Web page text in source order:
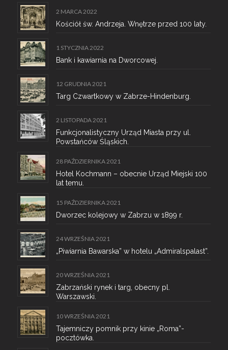
2 MARCA 2022
Kościół św. Andrzeja. Wnętrze przed 100 laty.
1 STYCZNIA 2022
Bank i kawiarnia na Dworcowej.
12 GRUDNIA 2021
Targ Czwartkowy w Zabrze-Hindenburg.
2 LISTOPADA 2021
Funkcjonalistyczny Urząd Miasta przy ul.
Powstańców Śląskich.
28 PAŹDZIERNIKA 2021
Hotel Kochmann – obecnie Urząd Miejski 100
lat temu.
15 PAŹDZIERNIKA 2021
Dworzec kolejowy w Zabrzu w 1899 r.
24 WRZEŚNIA 2021
„Piwiarnia Bawarska” w hotelu „Admiralspalast”.
20 WRZEŚNIA 2021
Zabrzański rynek i targ, obecny pl.
Warszawski.
10 WRZEŚNIA 2021
Tajemniczy pomnik przy kinie „Roma”-
pocztówka.